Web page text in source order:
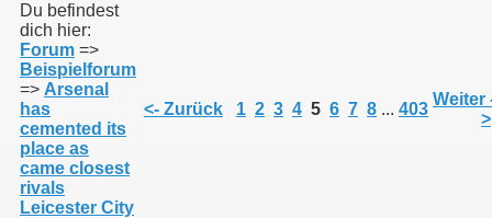
Du befindest
dich hier:
Forum =>
Beispielforum
=> Arsenal
has
cemented its
place as
came closest
rivals
Leicester City
<- Zurück 1 2 3 4 5 6 7 8 ... 403
Weiter
>